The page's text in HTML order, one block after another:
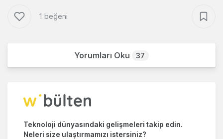
1 beğeni
Yorumları Oku 37
Teknoloji dünyasındaki gelişmeleri takip edin.
Neleri size ulaştırmamızı istersiniz?